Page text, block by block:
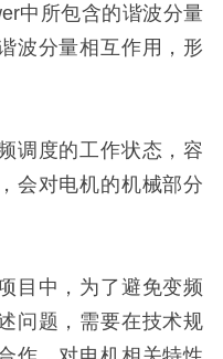
中所包含的谐波分量
波分量相互作用，形
度的工作状态，容
会对电机的机械部分
中，为了避免变频
问题，需要在技术规